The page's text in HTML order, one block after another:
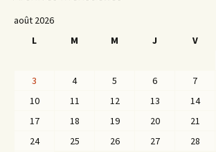
août 2026
L
M M J V
3
4 5 6 7
10
11 12 13 14
17
18 19 20 21
24
25 26 27 28